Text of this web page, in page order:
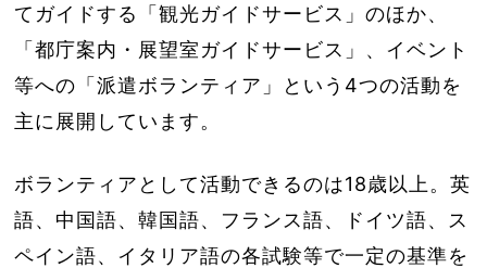
てガイドする「観光ガイドサービス」のほか、
「都庁案内・展望室ガイドサービス」、イベント
等への「派遣ボランティア」という4つの活動を
主に展開しています。
ボランティアとして活動できるのは18歳以上。英
語、中国語、韓国語、フランス語、ドイツ語、ス
ペイン語、イタリア語の各試験等で一定の基準を